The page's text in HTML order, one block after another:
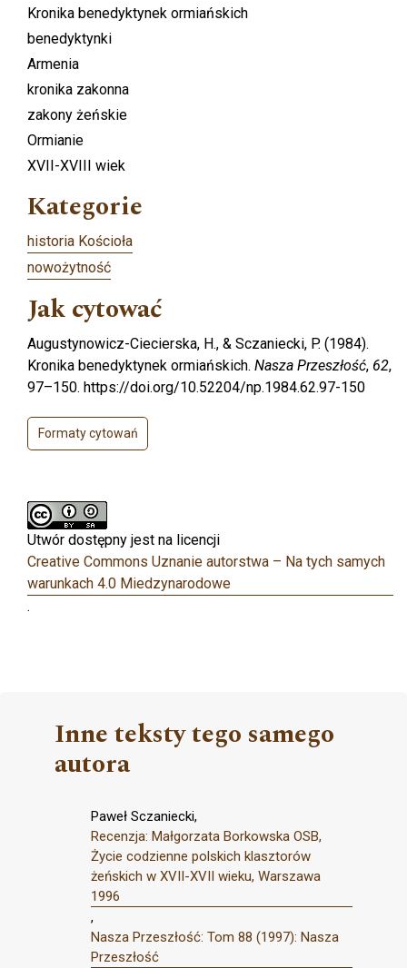
Kronika benedyktynek ormiańskich
benedyktynki
Armenia
kronika zakonna
zakony żeńskie
Ormianie
XVII-XVIII wiek
Kategorie
historia Kościoła
nowożytność
Jak cytować
Augustynowicz-Ciecierska, H., & Sczaniecki, P. (1984).
Kronika benedyktynek ormiańskich. Nasza Przeszłość, 62,
97–150. https://doi.org/10.52204/np.1984.62.97-150
Formaty cytowań
Utwór dostępny jest na licencji
Creative Commons Uznanie autorstwa – Na tych samych
warunkach 4.0 Miedzynarodowe
.
Inne teksty tego samego
autora
Paweł Sczaniecki,
Recenzja: Małgorzata Borkowska OSB,
Życie codzienne polskich klasztorów
żeńskich w XVII-XVII wieku, Warszawa
1996
,
Nasza Przeszłość: Tom 88 (1997): Nasza
Przeszłość